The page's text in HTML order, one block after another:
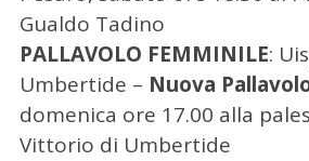
Gualdo Tadino
PALLAVOLO FEMMINILE:
Umbertide – Nuova
domenica ore 17.00 alla
Vittorio di Umbertide